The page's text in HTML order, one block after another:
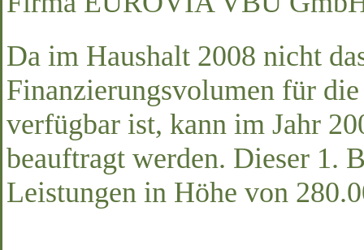
Da im Haushalt 2008 nicht
Finanzierungsvolumen für die
verfügbar ist, kann im Jahr
beauftragt werden. Dieser 1.
Leistungen in Höhe von